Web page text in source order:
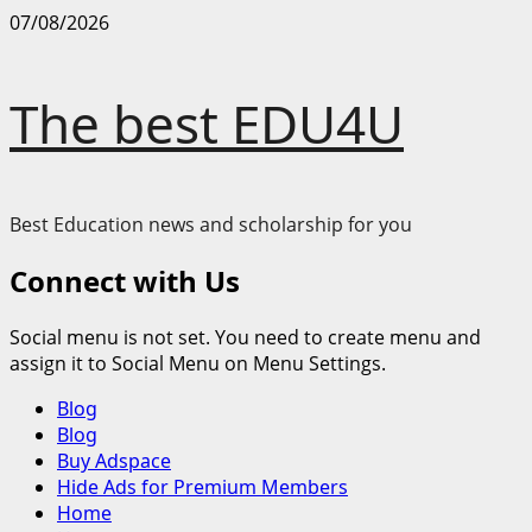
Skip
07/08/2026
The best EDU4U
Best Education news and scholarship for you
Connect with Us
Social menu is not set. You need to create menu and
assign it to Social Menu on Menu Settings.
Primary
Menu
Blog
Blog
Buy Adspace
Hide Ads for Premium Members
Home